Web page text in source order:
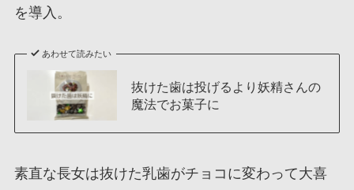
を導入。
あわせて読みたい
抜けた歯は投げるより妖精さんの
魔法でお菓子に
素直な長女は抜けた乳歯がチョコに変わって大喜